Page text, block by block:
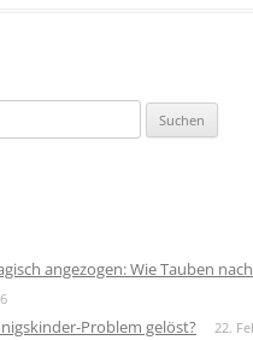
angezogen: Wie Tauben
Problem gelöst? 22.